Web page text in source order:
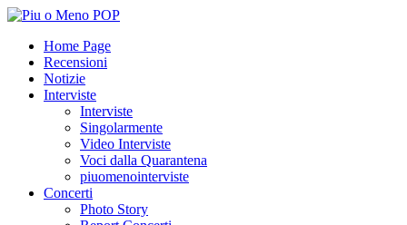
Home Page
Recensioni
Notizie
Interviste
Interviste
Singolarmente
Video Interviste
Voci dalla Quarantena
piuomenointerviste
Concerti
Photo Story